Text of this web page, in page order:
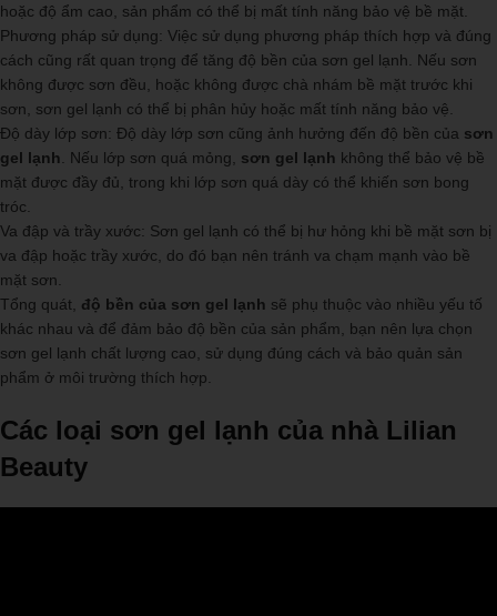
hoặc độ ẩm cao, sản phẩm có thể bị mất tính năng bảo vệ bề mặt.
Phương pháp sử dụng: Việc sử dụng phương pháp thích hợp và đúng
cách cũng rất quan trọng để tăng độ bền của sơn gel lạnh. Nếu sơn
không được sơn đều, hoặc không được chà nhám bề mặt trước khi
sơn, sơn gel lạnh có thể bị phân hủy hoặc mất tính năng bảo vệ.
Độ dày lớp sơn: Độ dày lớp sơn cũng ảnh hưởng đến độ bền của sơn
gel lạnh . Nếu lớp sơn quá mỏng, sơn gel lạnh không thể bảo vệ bề
mặt được đầy đủ, trong khi lớp sơn quá dày có thể khiến sơn bong
tróc.
Va đập và trầy xước: Sơn gel lạnh có thể bị hư hỏng khi bề mặt sơn bị
va đập hoặc trầy xước, do đó bạn nên tránh va chạm mạnh vào bề
mặt sơn.
Tổng quát, độ bền của sơn gel lạnh sẽ phụ thuộc vào nhiều yếu tố
khác nhau và để đảm bảo độ bền của sản phẩm, bạn nên lựa chọn
sơn gel lạnh chất lượng cao, sử dụng đúng cách và bảo quản sản
phẩm ở môi trường thích hợp.
Các loại sơn gel lạnh của nhà Lilian
Beauty